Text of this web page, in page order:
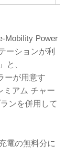
Mobility Power
ーションが利
と、
ーが用意す
ミアム チャー
ンを併用して
電の無料分に